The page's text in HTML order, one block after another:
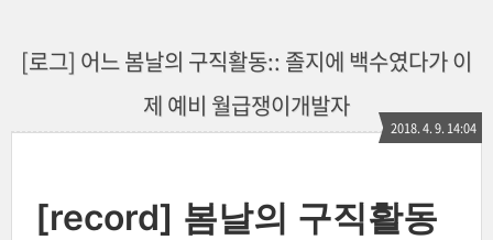
[로그] 어느 봄날의 구직활동:: 졸지에 백수였다가 이
제 예비 월급쟁이개발자
2018. 4. 9. 14:04
[record] 봄날의 구직활동